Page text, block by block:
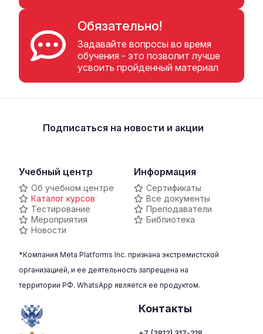
Обязательно!
Задавайте вопросы во время
обучения - это позволит лучше
усвоить пройденный материал
Подписаться на новости и акции
Учебный центр
Об учебном центре
Каталог курсов
Тестирование
Мероприятия
Новости
Информация
Сертификаты
Все документы
Преподаватели
Библиотека
*Компания Meta Platforms Inc. признана экстремистской
организацией, и ее деятельность запрещена на
территории РФ. WhatsApp является ее продуктом.
Контакты